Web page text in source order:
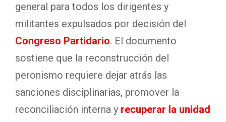
general para todos los dirigentes y
militantes expulsados por decisión del
Congreso Partidario. El documento
sostiene que la reconstrucción del
peronismo requiere dejar atrás las
sanciones disciplinarias, promover la
reconciliación interna y recuperar la unidad